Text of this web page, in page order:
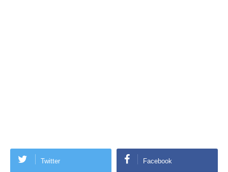
Twitter Facebook